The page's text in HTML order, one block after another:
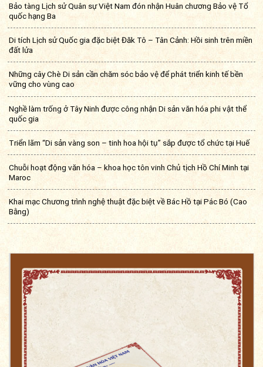
Bảo tàng Lịch sử Quân sự Việt Nam đón nhận Huân chương Bảo vệ Tổ
quốc hạng Ba
Di tích Lịch sử Quốc gia đặc biệt Đăk Tô – Tân Cảnh: Hồi sinh trên miền
đất lửa
Những cây Chè Di sản cần chăm sóc bảo vệ để phát triển kinh tế bền
vững cho vùng cao
Nghề làm trống ở Tây Ninh được công nhận Di sản văn hóa phi vật thể
quốc gia
Triển lãm “Di sản vàng son – tinh hoa hội tụ” sắp được tổ chức tại Huế
Chuỗi hoạt động văn hóa – khoa học tôn vinh Chủ tịch Hồ Chí Minh tại
Maroc
Khai mạc Chương trình nghệ thuật đặc biệt về Bác Hồ tại Pác Bó (Cao
Bằng)